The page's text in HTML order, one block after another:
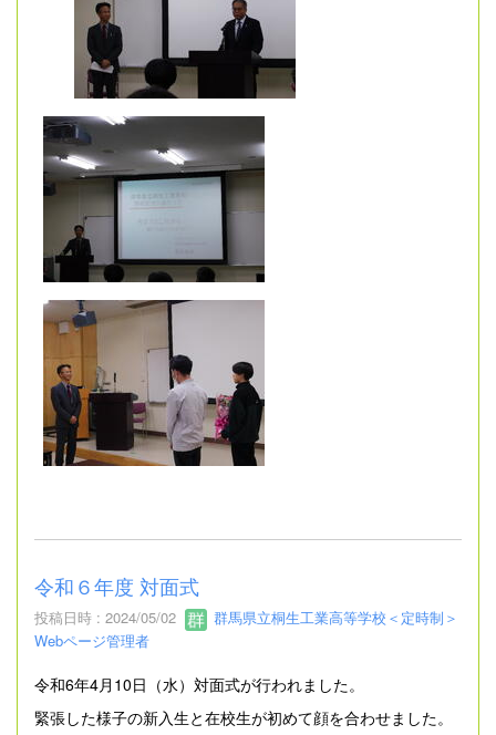
令和６年度 対面式
投稿日時 : 2024/05/02
群馬県立桐生工業高等学校＜定時制＞
Webページ管理者
令和6年4月10日（水）対面式が行われました。
緊張した様子の新入生と在校生が初めて顔を合わせました。